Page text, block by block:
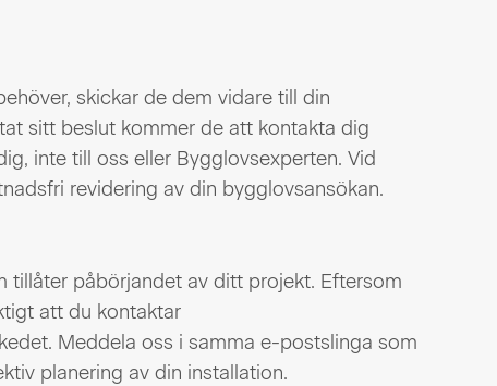
skickar de dem vidare till din
sitt beslut kommer de att kontakta dig
inte till oss eller Bygglovsexperten. Vid
revidering av din bygglovsansökan.
tillåter påbörjandet av ditt projekt. Eftersom
att du kontaktar
Meddela oss i samma e-postslinga som
planering av din installation.